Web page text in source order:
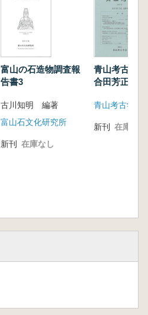
富山の石造物調査報
告書3
古川知明 編著
富山石文化研究所
新刊 在庫なし
青山考古
合田芳正先
青山考古学会
新刊 在庫なし